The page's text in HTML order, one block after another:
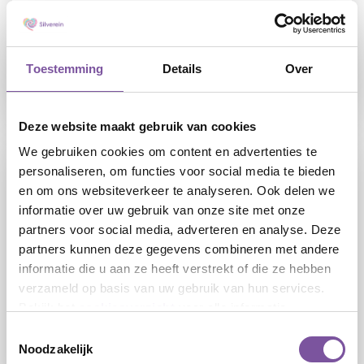
Toestemming Details Over
Deze website maakt gebruik van cookies
We gebruiken cookies om content en advertenties te
personaliseren, om functies voor social media te bieden
en om ons websiteverkeer te analyseren. Ook delen we
informatie over uw gebruik van onze site met onze
partners voor social media, adverteren en analyse. Deze
partners kunnen deze gegevens combineren met andere
informatie die u aan ze heeft verstrekt of die ze hebben
verzameld op basis van uw gebruik van hun services.
Noodzakelijk
Silverein sluit zich aan bij FLAIR: flexibel
werken mét de zekerheid van loondienst
10-07-2026
Silverein start pilot met nieuwe functie